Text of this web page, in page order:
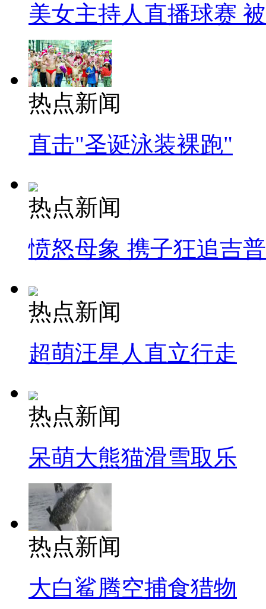
美女主持人直播球赛
热点新闻
直击"圣诞泳装裸跑"
热点新闻
愤怒母象 携子狂追吉
热点新闻
超萌汪星人直立行走
热点新闻
呆萌大熊猫滑雪取乐
热点新闻
大白鲨腾空捕食猎物